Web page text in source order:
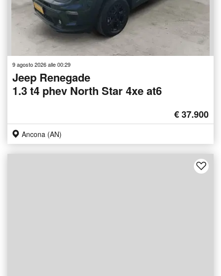
9 agosto 2026 alle 00:29
Jeep Renegade
1.3 t4 phev North Star 4xe at6
€ 37.900
Ancona (AN)